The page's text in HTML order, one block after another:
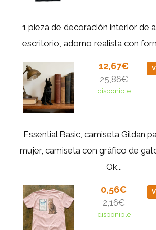
1 pieza de decoración interior de
escritorio, adorno realista con
12,67€
25,86€
disponible
Essential Basic, camiseta Gildan
mujer, camiseta con gráfico de
Ok...
0,56€
2,16€
disponible